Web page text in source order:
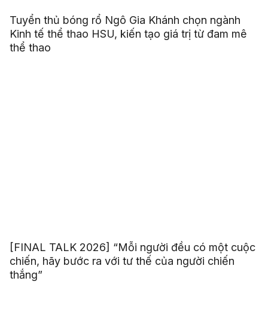
Tuyển thủ bóng rổ Ngô Gia Khánh chọn ngành
Kinh tế thể thao HSU, kiến tạo giá trị từ đam mê
thể thao
[FINAL TALK 2026] “Mỗi người đều có một cuộc
chiến, hãy bước ra với tư thế của người chiến
thắng”